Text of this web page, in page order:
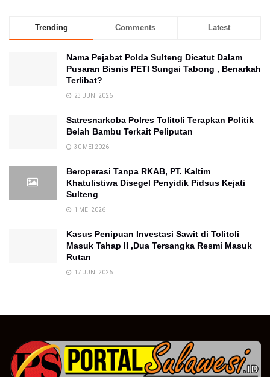
Trending Comments Latest
Nama Pejabat Polda Sulteng Dicatut Dalam
Pusaran Bisnis PETI Sungai Tabong , Benarkah
Terlibat?
23 JUNI 2026
Satresnarkoba Polres Tolitoli Terapkan Politik
Belah Bambu Terkait Peliputan
30 MEI 2026
Beroperasi Tanpa RKAB, PT. Kaltim
Khatulistiwa Disegel Penyidik Pidsus Kejati
Sulteng
1 MEI 2026
Kasus Penipuan Investasi Sawit di Tolitoli
Masuk Tahap II ,Dua Tersangka Resmi Masuk
Rutan
17 JUNI 2026